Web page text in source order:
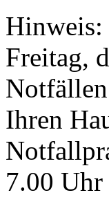
Freitag,
Ihren
7.00 Uhr